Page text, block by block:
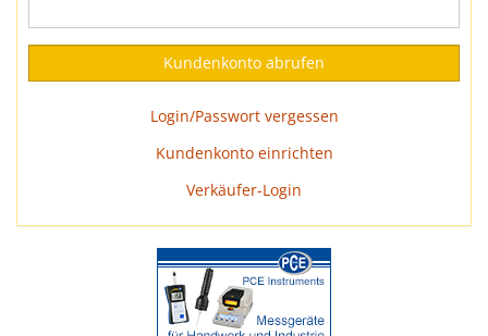
Login/Passwort vergessen
Kundenkonto einrichten
Verkäufer-Login